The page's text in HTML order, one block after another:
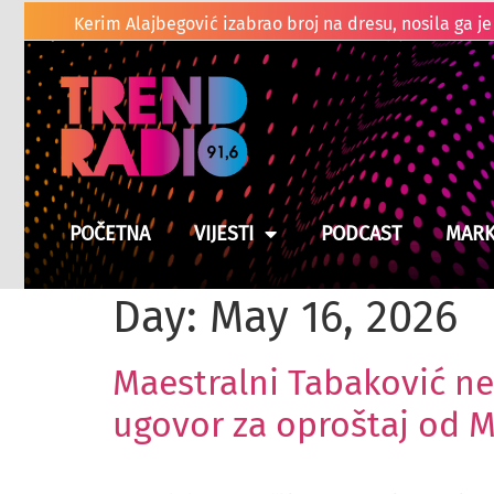
Suša prži usjeve u BiH, moguće poskupljenje hrane
POČETNA VIJESTI PODCAST
Day: May 16, 2026
Maestralni Tabaković
ugovor za oproštaj od